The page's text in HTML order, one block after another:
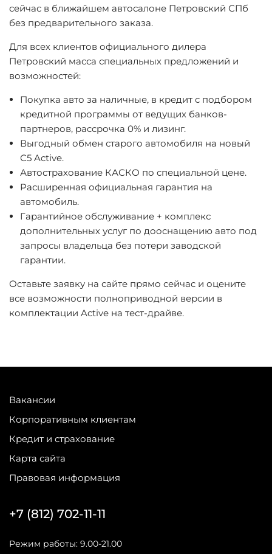
сейчас в ближайшем автосалоне Петровский СПб
без предварительного заказа.
Для всех клиентов официального дилера
Петровский масса специальных предложений и
возможностей:
Покупка авто за наличные, в кредит с подбором
кредитной программы от ведущих банков-
партнеров, рассрочка 0% и лизинг.
Выгодный обмен старого автомобиля на новый
С5 Active.
Автострахование КАСКО по специальной цене.
Расширенная официальная гарантия на
автомобиль.
Гарантийное обслуживание + комплекс
дополнительных услуг по дооснащению авто под
запросы владельца без потери заводской
гарантии.
Оставьте заявку на сайте прямо сейчас и оцените
все возможности полноприводной версии в
комплектации Active на тест-драйве.
Вакансии
Корпоративным клиентам
Кредит и страхование
Карта сайта
Правовая информация
+7 (812) 702-11-11
Режим работы: 9.00-21.00